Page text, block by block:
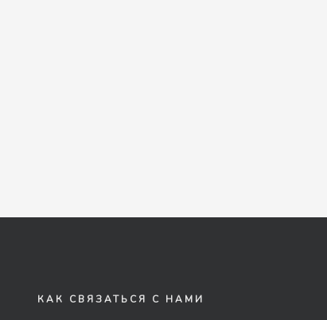
КАК СВЯЗАТЬСЯ С НАМИ